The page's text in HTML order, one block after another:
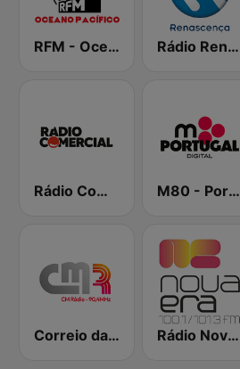
RFM - Oceano Pacífico Online Rádio Renascença
Rádio Comercial M80 - Portugal
Correio da Manhã Rádio Rádio Nova Era